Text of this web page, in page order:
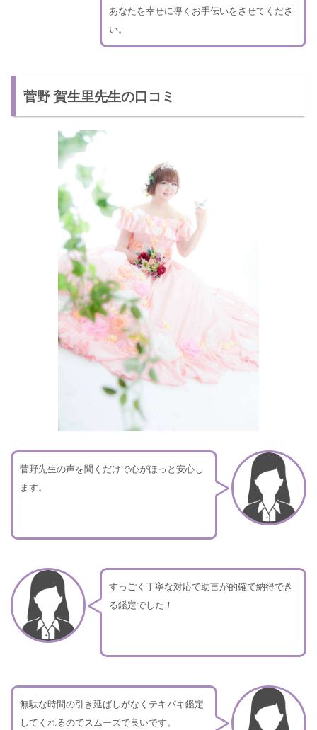
あなたを幸せに導くお手伝いをさせてくださ
い。
菅野 賀生里先生の口コミ
菅野先生の声を聞くだけで心がほっと安心し
ます。
すっごく丁寧な対応で助言が的確で納得でき
る鑑定でした！
無駄な時間の引き延ばしがなくテキパキ鑑定
してくれるのでスムーズで良いです。